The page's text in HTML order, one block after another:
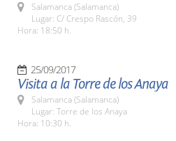
Salamanca (Salamanca)
Lugar: C/ Crespo Rascón, 39
Hora: 18:50 h.
25/09/2017
Visita a la Torre de los Anaya
Salamanca (Salamanca)
Lugar: Torre de los Anaya
Hora: 10:30 h.